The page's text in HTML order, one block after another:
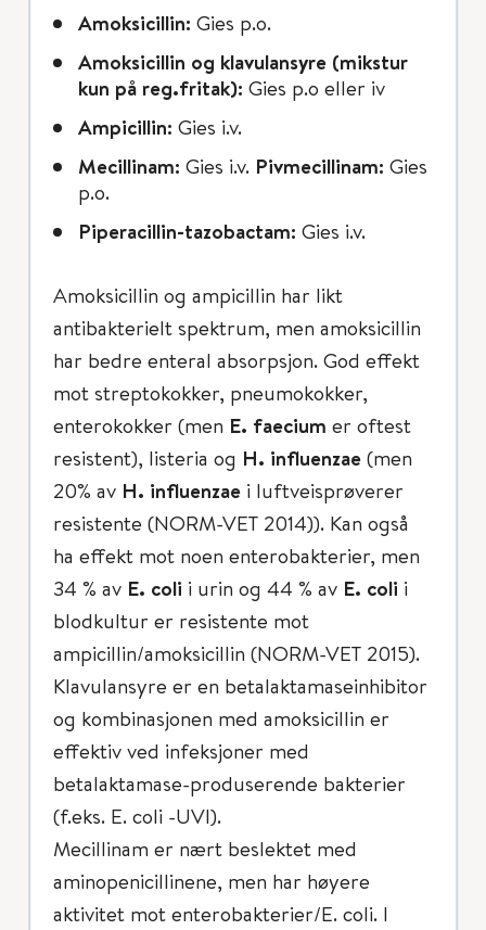
Amoksicillin: Gies p.o.
Amoksicillin og klavulansyre (mikstur
kun på reg.fritak): Gies p.o eller iv
Ampicillin: Gies i.v.
Mecillinam: Gies i.v. Pivmecillinam: Gies
p.o.
Piperacillin-tazobactam: Gies i.v.
Amoksicillin og ampicillin har likt
antibakterielt spektrum, men amoksicillin
har bedre enteral absorpsjon. God effekt
mot streptokokker, pneumokokker,
enterokokker (men E. faecium er oftest
resistent), listeria og H. influenzae (men
20% av H. influenzae i luftveisprøverer
resistente (NORM-VET 2014)). Kan også
ha effekt mot noen enterobakterier, men
34 % av E. coli i urin og 44 % av E. coli i
blodkultur er resistente mot
ampicillin/amoksicillin (NORM-VET 2015).
Klavulansyre er en betalaktamaseinhibitor
og kombinasjonen med amoksicillin er
effektiv ved infeksjoner med
betalaktamase-produserende bakterier
(f.eks. E. coli -UVI).
Mecillinam er nært beslektet med
aminopenicillinene, men har høyere
aktivitet mot enterobakterier/E. coli. I